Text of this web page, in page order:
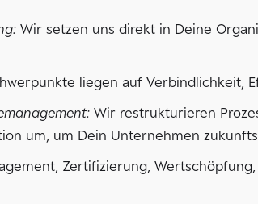
Wir setzen uns direkt in Deine
liegen auf Verbindlichkeit,
Wir restrukturieren
um, um Dein Unternehmen
Zertifizierung,